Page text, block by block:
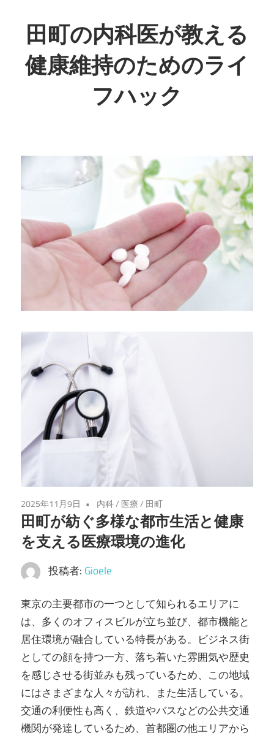
ン
テ
ン
ツ
田町の内科医が教える
健康維持のためのライ
フハック
生
で
り
入
康
法
を
学
び、
心
体
を
さ
せ
る
ラ
イ
フ
ス
タ
イ
ル
を
実
現
2025年11月9日 内科/ 医療/ 田町
田町が紡ぐ多様な都市生活と健康
を支える医療環境の進化
投稿者: Gioele
東京の主要都市の一つとして知られるエリアに
は、多くのオフィスビルが立ち並び、都市機能と
居住環境が融合している特長がある。 ビジネス街
としての顔を持つ一方、落ち着いた雰囲気や歴史
を感じさせる街並みも残っているため、この地域
にはさまざまな人々が訪れ、また生活している。
交通の利便性も高く、鉄道やバスなどの公共交通
機関が発達しているため、首都圏の他エリアから